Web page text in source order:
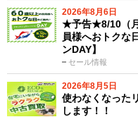
2026年8月6日
セール情報
★予告★8/10（月
員様へおトクな
ンDAY】
2026年8月5日
使わなくなった
します！！